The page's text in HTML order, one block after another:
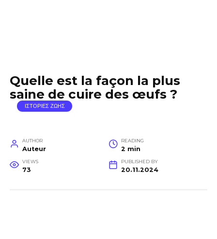
Quelle est la façon la plus
saine de cuire des œufs ?
ΙΣΤΟΡΙΕΣ ΖΩΗΣ
AUTHOR
Auteur
READING
2 min
VIEWS
73
PUBLISHED BY
20.11.2024